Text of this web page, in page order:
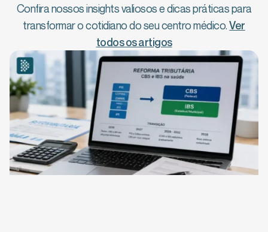
Confira nossos insights valiosos e dicas práticas para
transformar o cotidiano do seu centro médico.Ver
todos os artigos